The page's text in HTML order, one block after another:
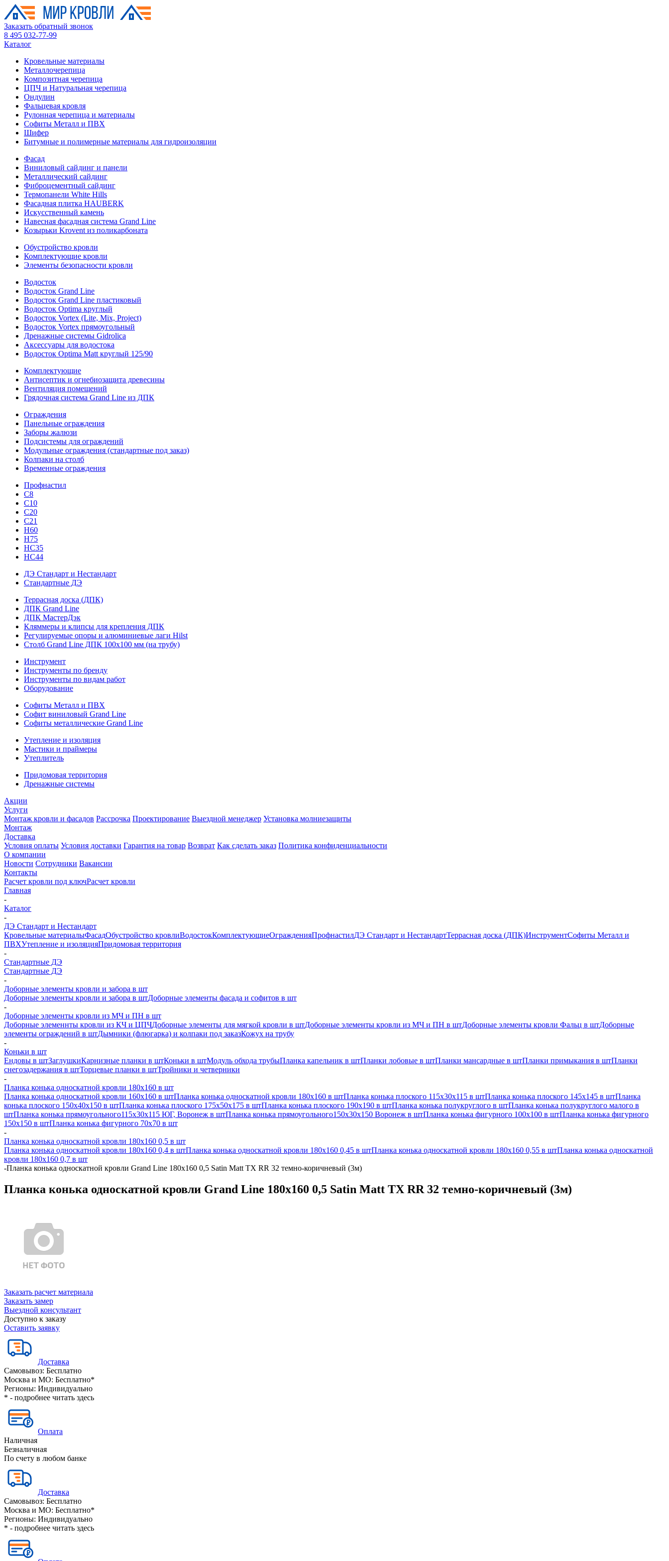
Заказать обратный звонок
8 495 032-77-99
Каталог
Кровельные материалы
Металлочерепица
Композитная черепица
ЦПЧ и Натуральная черепица
Ондулин
Фальцевая кровля
Рулонная черепица и материалы
Софиты Металл и ПВХ
Шифер
Битумные и полимерные материалы для гидроизоляции
Фасад
Виниловый сайдинг и панели
Металлический сайдинг
Фиброцементный сайдинг
Термопанели White Hills
Фасадная плитка HAUBERK
Искусственный камень
Навесная фасадная система Grand Line
Козырьки Krovent из поликарбоната
Обустройство кровли
Комплектующие кровли
Элементы безопасности кровли
Водосток
Водосток Grand Line
Водосток Grand Line пластиковый
Водосток Optima круглый
Водосток Vortex (Lite, Mix, Project)
Водосток Vortex прямоугольный
Дренажные системы Gidrolica
Аксессуары для водостока
Водосток Optima Matt круглый 125/90
Комплектующие
Антисептик и огнебиозащита древесины
Вентиляция помещений
Грядочная система Grand Line из ДПК
Ограждения
Панельные ограждения
Заборы жалюзи
Подсистемы для ограждений
Модульные ограждения (стандартные под заказ)
Колпаки на столб
Временные ограждения
Профнастил
С8
С10
С20
С21
H60
H75
HС35
НС44
ДЭ Стандарт и Нестандарт
Стандартные ДЭ
Террасная доска (ДПК)
ДПК Grand Line
ДПК МастерДэк
Кляммеры и клипсы для крепления ДПК
Регулируемые опоры и алюминиевые лаги Hilst
Столб Grand Line ДПК 100х100 мм (на трубу)
Инструмент
Инструменты по бренду
Инструменты по видам работ
Оборудование
Софиты Металл и ПВХ
Софит виниловый Grand Line
Софиты металлические Grand Line
Утепление и изоляция
Мастики и праймеры
Утеплитель
Придомовая территория
Дренажные системы
Акции
Услуги
Монтаж кровли и фасадов Рассрочка Проектирование Выездной менеджер Установка молниезащиты
Монтаж
Доставка
Условия оплаты Условия доставки Гарантия на товар Возврат Как сделать заказ Политика конфиденциальности
О компании
Новости Сотрудники Вакансии
Контакты
Расчет кровли под ключРасчет кровли
Главная
-
Каталог
-
ДЭ Стандарт и Нестандарт
Кровельные материалыФасадОбустройство кровлиВодостокКомплектующиеОгражденияПрофнастилДЭ Стандарт и НестандартТеррасная доска (ДПК)ИнструментСофиты Металл и
ПВХУтепление и изоляцияПридомовая территория
-
Стандартные ДЭ
Стандартные ДЭ
-
Доборные элементы кровли и забора в шт
Доборные элементы кровли и забора в штДоборные элементы фасада и софитов в шт
-
Доборные элементы кровли из МЧ и ПН в шт
Доборные элеменнты кровли из КЧ и ЦПЧДоборные элементы для мягкой кровли в штДоборные элементы кровли из МЧ и ПН в штДоборные элементы кровли Фальц в штДоборные
элементы ограждений в штДымники (флюгарка) и колпаки под заказКожух на трубу
-
Коньки в шт
Ендовы в штЗаглушкиКарнизные планки в штКоньки в штМодуль обхода трубыПланка капельник в штПланки лобовые в штПланки мансардные в штПланки примыкания в штПланки
снегозадержания в штТорцевые планки в штТройники и четверники
-
Планка конька односкатной кровли 180х160 в шт
Планка конька односкатной кровли 160х160 в штПланка конька односкатной кровли 180х160 в штПланка конька плоского 115х30х115 в штПланка конька плоского 145х145 в штПланка
конька плоского 150х40х150 в штПланка конька плоского 175х50х175 в штПланка конька плоского 190х190 в штПланка конька полукруглого в штПланка конька полукруглого малого в
штПланка конька прямоугольного115х30х115 ЮГ, Воронеж в штПланка конька прямоугольного150х30х150 Воронеж в штПланка конька фигурного 100x100 в штПланка конька фигурного
150x150 в штПланка конька фигурного 70x70 в шт
-
Планка конька односкатной кровли 180х160 0,5 в шт
Планка конька односкатной кровли 180х160 0,4 в штПланка конька односкатной кровли 180х160 0,45 в штПланка конька односкатной кровли 180х160 0,55 в штПланка конька односкатной
кровли 180х160 0,7 в шт
-Планка конька односкатной кровли Grand Line 180x160 0,5 Satin Matt TX RR 32 темно-коричневый (3м)
Планка конька односкатной кровли Grand Line 180x160 0,5 Satin Matt TX RR 32 темно-коричневый (3м)
Заказать расчет материала
Заказать замер
Выездной консультант
Доступно к заказу
Оставить заявку
Доставка
Самовывоз: Бесплатно
Москва и МО: Бесплатно*
Регионы: Индивидуально
* - подробнее читать здесь
Оплата
Наличная
Безналичная
По счету в любом банке
Доставка
Самовывоз: Бесплатно
Москва и МО: Бесплатно*
Регионы: Индивидуально
* - подробнее читать здесь